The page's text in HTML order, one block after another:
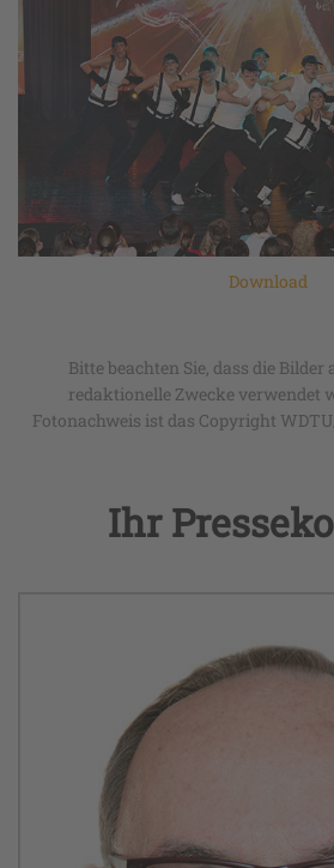
Download
Bitte beachten Sie, dass die
redaktionelle Zwecke verwendet
Fotonachweis ist das Copyright
Ihr